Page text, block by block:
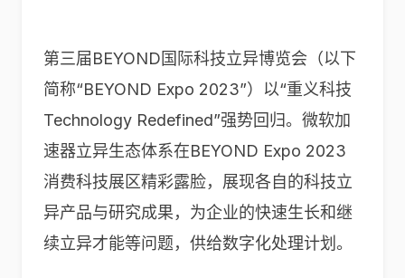
第三届BEYOND国际科技立异博览会（以下
简称“BEYOND Expo 2023”）以“重义科技
Technology Redefined”强势回归。微软加
速器立异生态体系在BEYOND Expo 2023
消费科技展区精彩露脸，展现各自的科技立
异产品与研究成果，为企业的快速生长和继
续立异才能等问题，供给数字化处理计划。